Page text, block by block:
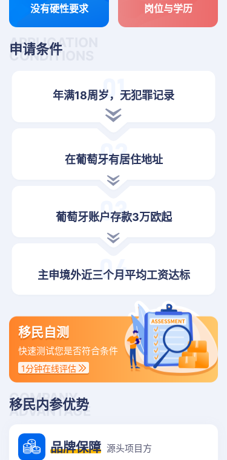
没有硬性要求
岗位与学历
APPLICATION
CONDITIONS
申请条件
年满18周岁，无犯罪记录
在葡萄牙有居住地址
葡萄牙账户存款3万欧起
主申境外近三个月平均工资达标
移民自测
快速测试您是否符合条件
1分钟在线评估
COMPANY
ADVANTAGE
移民内参优势
品牌保障 源头项目方